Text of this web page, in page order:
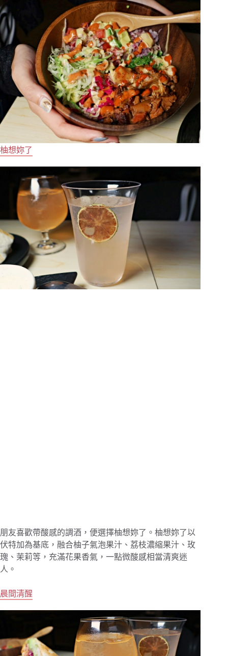
柚想妳了
朋友喜歡帶酸感的調酒，便選擇柚想妳了。柚想妳了以
伏特加為基底，融合柚子氣泡果汁、荔枝濃縮果汁、玫
瑰、茉莉等，充滿花果香氣，一點微酸感相當清爽迷
人。
晨間清醒